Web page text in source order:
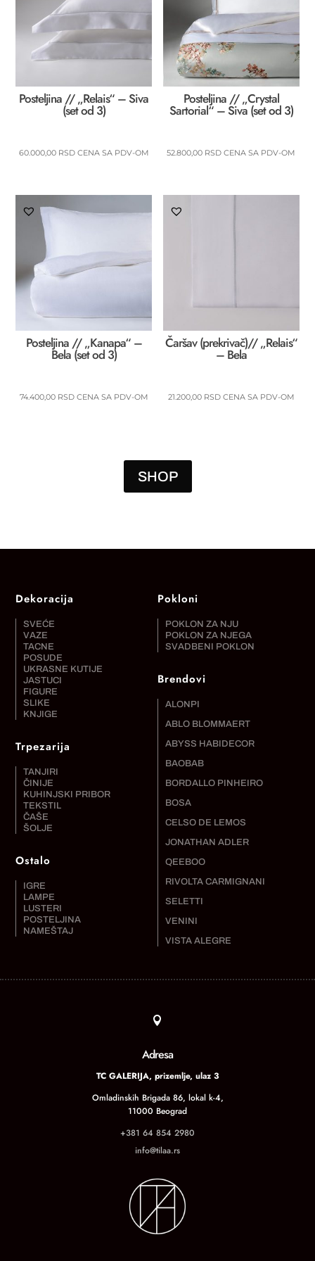
Posteljina // „Relais“ – Siva
(set od 3)
60.000,00 RSD CENA SA PDV-OM
Posteljina // „Crystal
Sartorial“ – Siva (set od 3)
52.800,00 RSD CENA SA PDV-OM
Posteljina // „Kanapa“ –
Bela (set od 3)
74.400,00 RSD CENA SA PDV-OM
Čaršav (prekrivač)// „Relais“
– Bela
21.200,00 RSD CENA SA PDV-OM
SHOP
Dekoracija
SVEĆE
VAZE
TACNE
POSUDE
UKRASNE KUTIJE
JASTUCI
FIGURE
SLIKE
KNJIGE
Trpezarija
TANJIRI
ČINIJE
KUHINJSKI PRIBOR
TEKSTIL
ČAŠE
ŠOLJE
Ostalo
IGRE
LAMPE
LUSTERI
POSTELJINA
NAMEŠTAJ
Pokloni
POKLON ZA NJU
POKLON ZA NJEGA
SVADBENI POKLON
Brendovi
ALONPI
ABLO BLOMMAERT
ABYSS HABIDECOR
BAOBAB
BORDALLO PINHEIRO
BOSA
CELSO DE LEMOS
JONATHAN ADLER
QEEBOO
RIVOLTA CARMIGNANI
SELETTI
VENINI
VISTA ALEGRE

Adresa
TC GALERIJA, prizemlje, ulaz 3
Omladinskih Brigada 86, lokal k-4,
11000 Beograd
+381 64 854 2980
info@tilaa.rs